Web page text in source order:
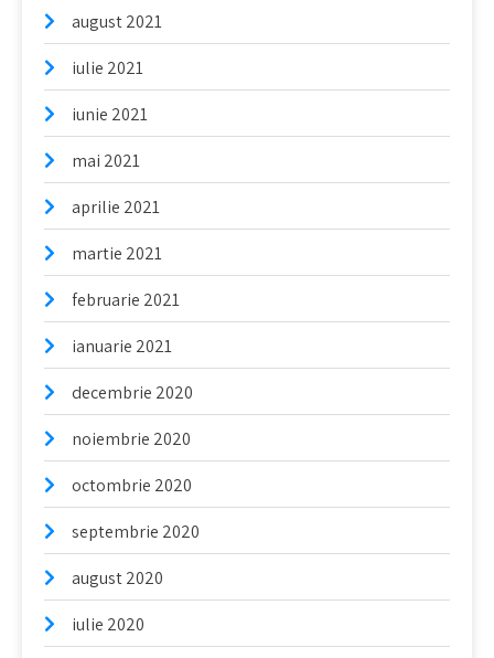
august 2021
iulie 2021
iunie 2021
mai 2021
aprilie 2021
martie 2021
februarie 2021
ianuarie 2021
decembrie 2020
noiembrie 2020
octombrie 2020
septembrie 2020
august 2020
iulie 2020